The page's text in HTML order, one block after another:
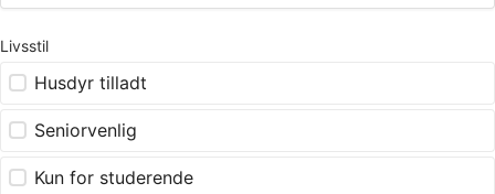
Livsstil
Husdyr tilladt
Seniorvenlig
Kun for studerende